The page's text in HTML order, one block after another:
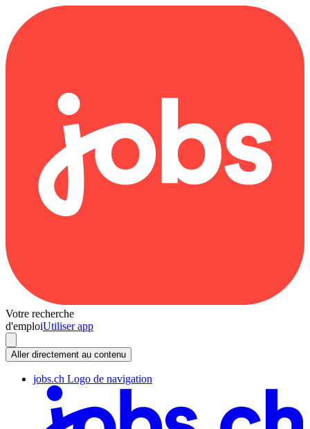
Votre recherche
d'emploiUtiliser app
Aller directement au contenu
jobs.ch Logo de navigation